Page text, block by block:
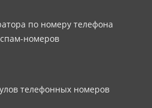
по номеру телефона
номеров
телефонных номеров